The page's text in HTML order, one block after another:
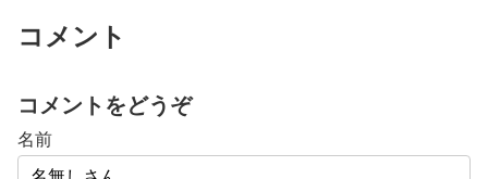
コメント
コメントをどうぞ
名前